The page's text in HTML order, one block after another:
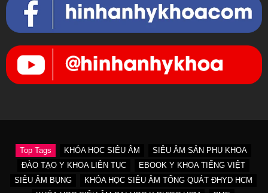
Top Tags KHÓA HỌC SIÊU ÂM
SIÊU ÂM SẢN PHỤ KHOA
ĐÀO TẠO Y KHOA LIÊN TỤC
EBOOK Y KHOA TIẾNG VIỆT
SIÊU ÂM BỤNG
KHÓA HỌC SIÊU ÂM TỔNG QUÁT ĐHYD HCM